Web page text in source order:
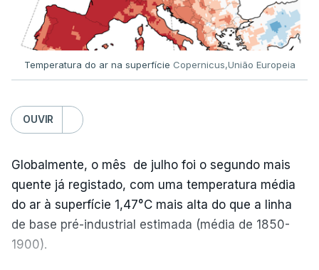
mais de 100 pedidos de reapreciação de notas
que aguardam a divulgação.
Os resultados chegaram a ser enviados à escola
concretamente à 0h47, no entanto, ao início da
manhã a afixação ainda não tinha sido feita.
ERRO100
ERROR ON HTML5 MEDIA ELEMENT
Temperatura do ar na superfície Copernicus,União Europeia
OUVIR
Globalmente, o mês de julho foi o segundo mais
quente já registado, com uma temperatura média
do ar à superfície 1,47°C mais alta do que a linha
de base pré-industrial estimada (média de 1850-
1900).